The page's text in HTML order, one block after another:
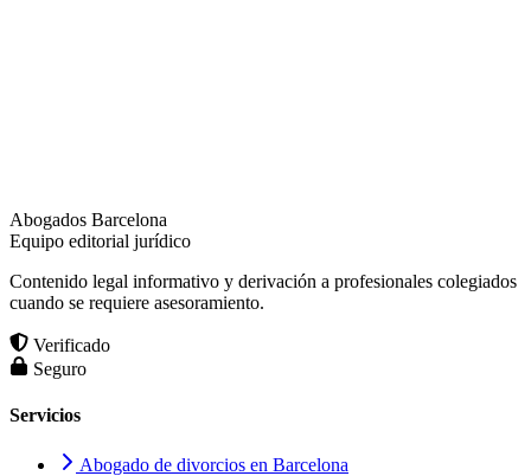
Abogados Barcelona
Equipo editorial jurídico
Contenido legal informativo y derivación a profesionales colegiados
cuando se requiere asesoramiento.
Verificado
Seguro
Servicios
Abogado de divorcios en Barcelona